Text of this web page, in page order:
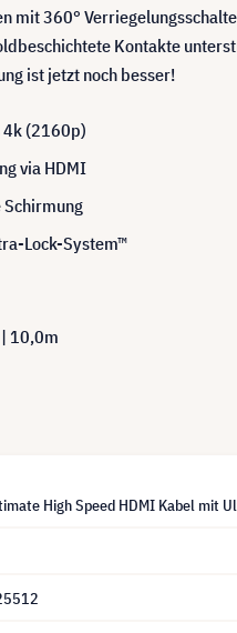
mit 360°
Kontakte
ist jetzt noch besser!
4k (2160p)
via HDMI
Lock-System™
10,0m
High Speed HDMI Kabel mit